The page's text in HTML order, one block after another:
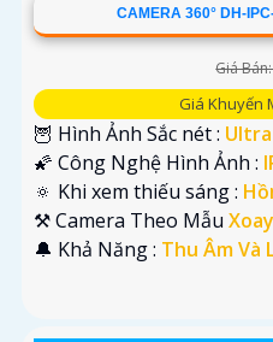
CAMERA 360° DH-
Giá
Giá Khuyến
🦉 Hình Ảnh Sắc nét :
🌠 Công Nghệ Hình Ảnh :
🔅 Khi xem thiếu sáng :
⚒ Camera Theo Mẫu
️🔔 Khả Năng : Thu Âm Và